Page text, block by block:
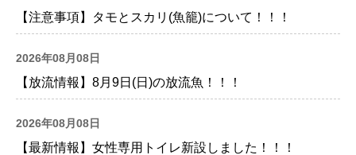
【注意事項】タモとスカリ(魚籠)について！！！
2026年08月08日
【放流情報】8月9日(日)の放流魚！！！
2026年08月08日
【最新情報】女性専用トイレ新設しました！！！